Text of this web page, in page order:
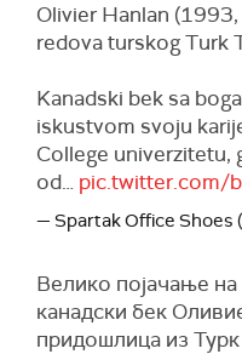
Olivier Hanlan
redova turskog Turk
Kanadski bek sa
iskustvom svoju
College univerzitetu,
od… pic.twitter.com/
— Spartak Office Shoes
Велико појачање
канадски бек
придошлица из